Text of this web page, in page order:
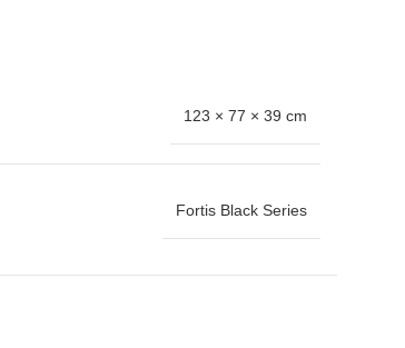
123 × 77 × 39 cm
Fortis Black Series